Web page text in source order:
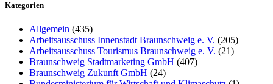
Kategorien
Allgemein (435)
Arbeitsausschuss Innenstadt Braunschweig e. V. (205)
Arbeitsausschuss Tourismus Braunschweig e. V. (21)
Braunschweig Stadtmarketing GmbH (407)
Braunschweig Zukunft GmbH (24)